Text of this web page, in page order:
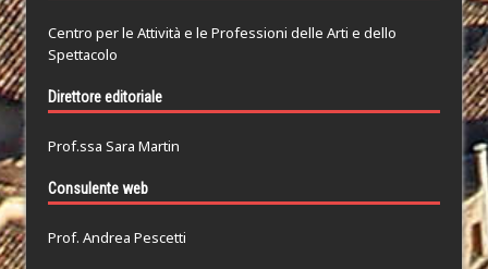
Centro per le Attività e le Professioni delle Arti e dello
Spettacolo
Direttore editoriale
Prof.ssa Sara Martin
Consulente web
Prof. Andrea Pescetti